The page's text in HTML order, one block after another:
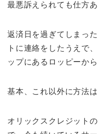
最悪訴えられても仕方あ
返済日を過ぎてしまっ
トに連絡をしたうえで
ップにあるロッピーか
基本、これ以外に方法は
オリックスクレジット